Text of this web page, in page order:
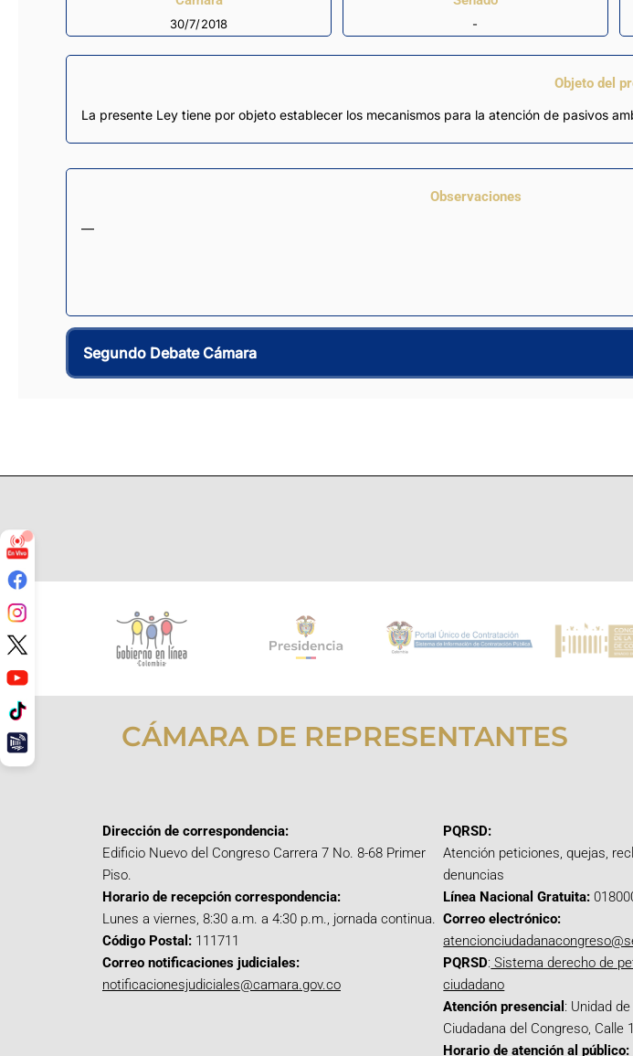
30/7/2018 -
Objeto del
La presente Ley tiene por objeto establecer los mecanismos para la atención de pasivos
Observaciones
—
Segundo Debate Cámara
CÁMARA DE REPRESENTANTES
Dirección de correspondencia:
Edificio Nuevo del Congreso Carrera 7 No. 8-68 Primer
Piso.
Horario de recepción correspondencia:
Lunes a viernes, 8:30 a.m. a 4:30 p.m., jornada continua.
Código Postal: 111711
Correo notificaciones judiciales:
notificacionesjudiciales@camara.gov.co
PQRSD:
Atención peticiones, quejas,
denuncias
Línea Nacional Gratuita:
Correo electrónico:
PQRSD: Sistema derecho de
ciudadano
Atención presencial : Unidad
Ciudadana del Congreso, Calle
Horario de atención al público: